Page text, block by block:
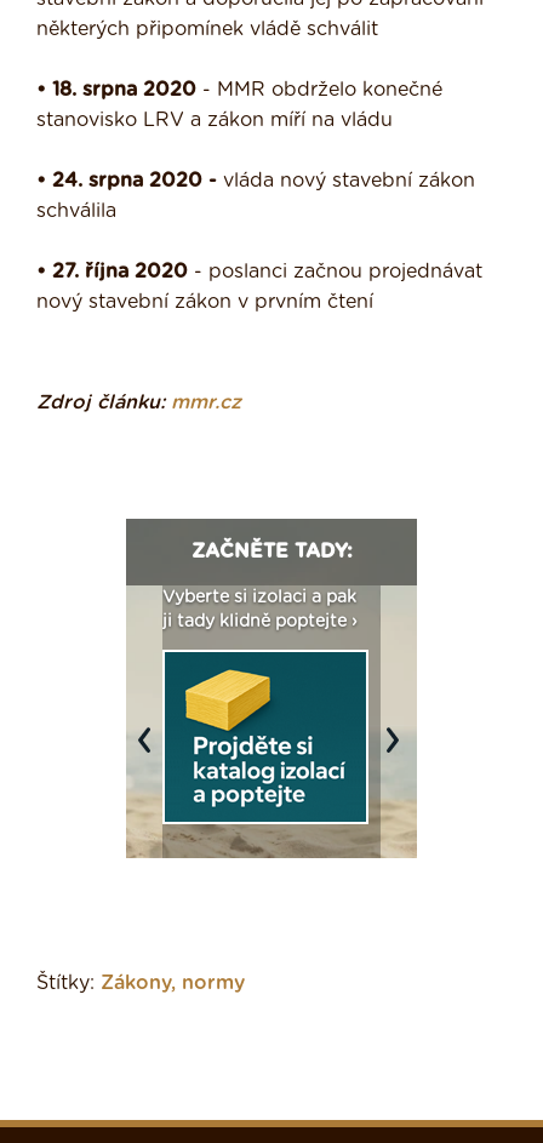
některých připomínek vládě schválit
• 18. srpna 2020 - MMR obdrželo konečné
stanovisko LRV a zákon míří na vládu
• 24. srpna 2020 - vláda nový stavební zákon
schválila
• 27. října 2020 - poslanci začnou projednávat
nový stavební zákon v prvním čtení
Zdroj článku: mmr.cz
ZAČNĚTE TADY:
Vyberte si izolaci a pak
ji tady klidně poptejte ›
Previous Next
Štítky: Zákony, normy